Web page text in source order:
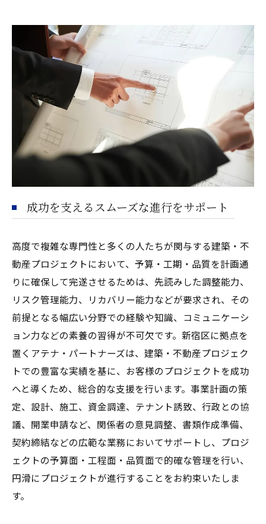
成功を支えるスムーズな進行をサポート
高度で複雑な専門性と多くの人たちが関与する建築・不
動産プロジェクトにおいて、予算・工期・品質を計画通
りに確保して完遂させるためは、先読みした調整能力、
リスク管理能力、リカバリー能力などが要求され、その
前提となる幅広い分野での経験や知識、コミュニケーシ
ョン力などの素養の習得が不可欠です。新宿区に拠点を
置くアテナ・パートナーズは、建築・不動産プロジェク
トでの豊富な実績を基に、お客様のプロジェクトを成功
へと導くため、総合的な支援を行います。事業計画の策
定、設計、施工、資金調達、テナント誘致、行政との協
議、開業申請など、関係者の意見調整、書類作成準備、
契約締結などの広範な業務においてサポートし、プロジ
ェクトの予算面・工程面・品質面で的確な管理を行い、
円滑にプロジェクトが進行することをお約束いたしま
す。